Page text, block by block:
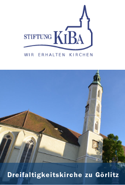
Dreifaltigkeitskirche zu Görlitz